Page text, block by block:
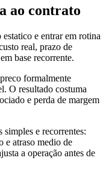
ao contrato
e entrar em rotina
real, prazo de
base recorrente.
formalmente
O resultado costuma
e perda de margem
e recorrentes:
e atraso medio de
a operação antes de